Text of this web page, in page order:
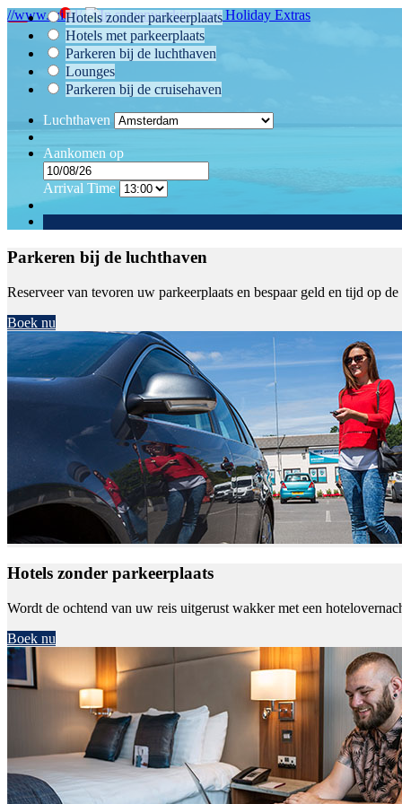
//www.tui.nl/Hotels zonder parkeerplaats
Hotels met parkeerplaats
Parkeren bij de luchthaven
Lounges
Parkeren bij de cruisehaven
Luchthaven
Aankomen op
Arrival Time
Parkeren bij de luchthaven
Reserveer van tevoren uw parkeerplaats en bespaar geld en tijd op
Boek nu
Hotels zonder parkeerplaats
Wordt de ochtend van uw reis uitgerust wakker met een
Boek nu